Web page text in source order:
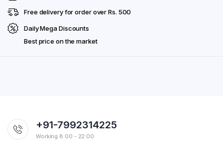
Free delivery for order over Rs. 500
Daily Mega Discounts
Best price on the market
+91-7992314225
Working 8:00 - 22:00